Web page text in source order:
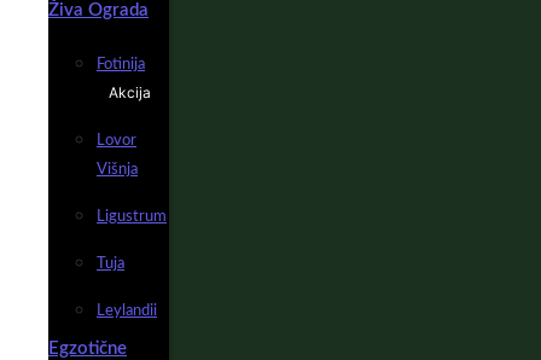
Živa Ograda
Fotinija
Akcija
Lovor
Višnja
Ligustrum
Tuja
Leylandii
Egzotične